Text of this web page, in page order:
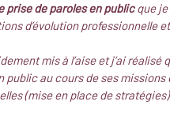
prise de paroles en publicque je
d’évolution
mis à l’aise et j’ai
public au cours de ses
(mise en place de